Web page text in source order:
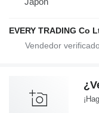
EVERY TRADING Co